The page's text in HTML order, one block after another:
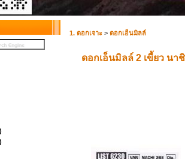
1. ดอกเจาะ > ดอกเอ็นมิลล์
ดอกเอ็นมิลล์ 2 เขี้ยว นาชิ